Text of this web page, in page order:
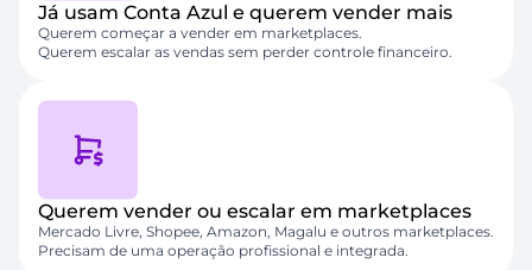
Já usam Conta Azul e querem vender mais
Querem começar a vender em marketplaces.
Querem escalar as vendas sem perder controle financeiro.
Querem vender ou escalar em marketplaces
Mercado Livre, Shopee, Amazon, Magalu e outros marketplaces.
Precisam de uma operação profissional e integrada.